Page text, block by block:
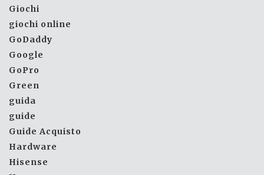
Giochi
giochi online
GoDaddy
Google
GoPro
Green
guida
guide
Guide Acquisto
Hardware
Hisense